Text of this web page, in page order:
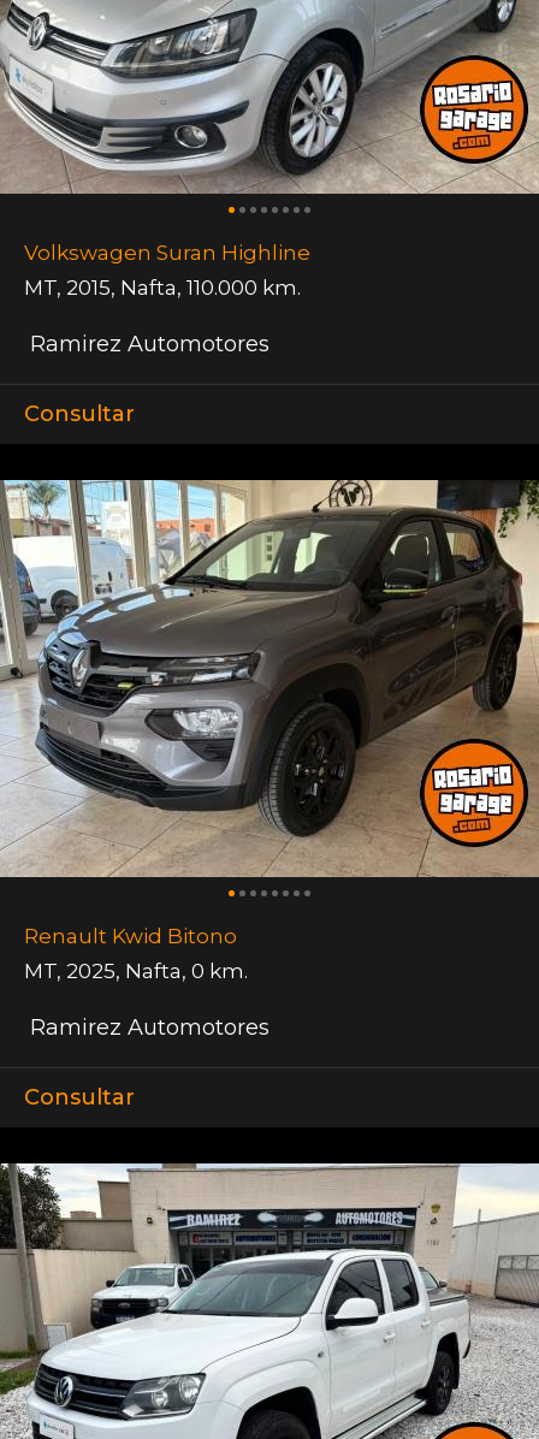
Volkswagen Suran Highline
MT, 2015, Nafta, 110.000 km.
Ramirez Automotores
Consultar
Renault Kwid Bitono
MT, 2025, Nafta, 0 km.
Ramirez Automotores
Consultar